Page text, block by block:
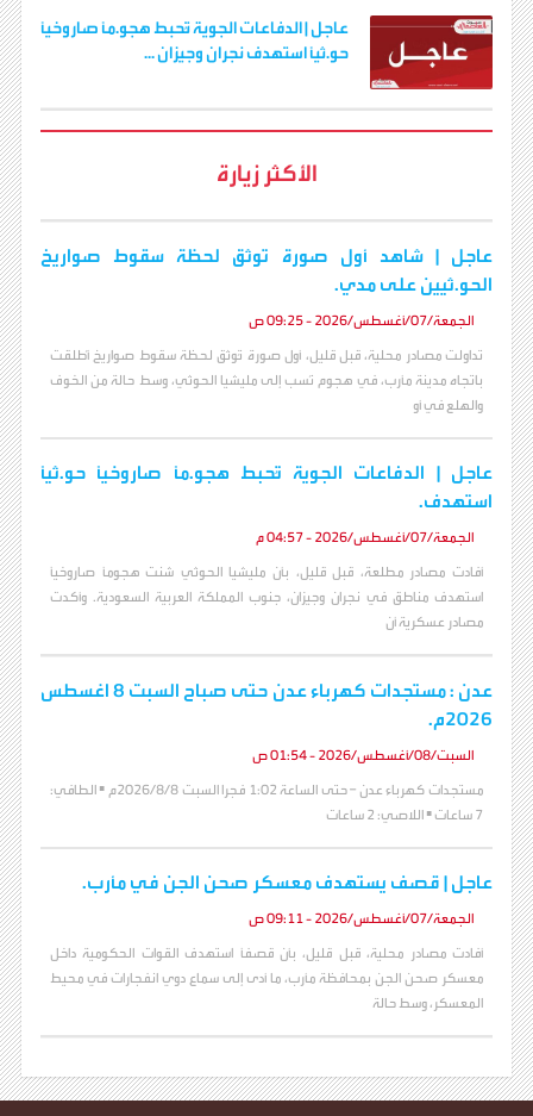
عاجل | الدفاعات الجوية تُحبط هجو.مًا صاروخيًا
حو.ثيًا استهدف نجران وجيزان ...
الأكثر زيارة
عاجل | شاهد أول صورة توثق لحظة سقوط صواريخ
الحو.ثيين على مدي.
الجمعة/07/أغسطس/2026 - 09:25 ص
تداولت مصادر محلية، قبل قليل، أول صورة تُوثق لحظة سقوط صواريخ أُطلقت
باتجاه مدينة مأرب، في هجوم نُسب إلى مليشيا الحوثي، وسط حالة من الخوف
والهلع في أو
عاجل | الدفاعات الجوية تُحبط هجو.مًا صاروخيًا حو.ثيًا
استهدف.
الجمعة/07/أغسطس/2026 - 04:57 م
أفادت مصادر مطلعة، قبل قليل، بأن مليشيا الحوثي شنت هجومًا صاروخيًا
استهدف مناطق في نجران وجيزان، جنوب المملكة العربية السعودية. وأكدت
مصادر عسكرية أن
عدن : مستجدات كهرباء عدن حتى صباح السبت 8 اغسطس
2026م.
السبت/08/أغسطس/2026 - 01:54 ص
مستجدات كهرباء عدن – حتى الساعة 1:02 فجرا السبت 2026/8/8م ▪️ الطافي:
7 ساعات ▪️ اللاصي: 2 ساعات
عاجل | قصف يستهدف معسكر صحن الجن في مأرب.
الجمعة/07/أغسطس/2026 - 09:11 ص
أفادت مصادر محلية، قبل قليل، بأن قصفًا استهدف القوات الحكومية داخل
معسكر صحن الجن بمحافظة مأرب، ما أدى إلى سماع دوي انفجارات في محيط
المعسكر، وسط حالة